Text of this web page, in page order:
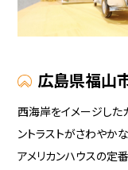
広島県福山
西海岸をイメージした
ントラストがさわやか
アメリカンハウスの定